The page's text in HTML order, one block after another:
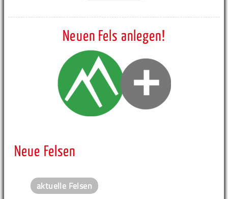
Neuen Fels anlegen!
Neue Felsen
aktuelle Felsen